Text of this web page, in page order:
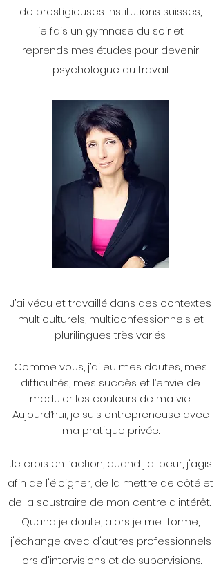
de prestigieuses institutions suisses,
je fais un gymnase du soir et
reprends mes études pour devenir
psychologue du travail.
J’ai vécu et travaillé dans des contextes
multiculturels, multiconfessionnels et
plurilingues très variés.
Comme vous, j’ai eu mes doutes, mes
difficultés, mes succès et l’envie de
moduler les couleurs de ma vie.
Aujourd’hui, je suis entrepreneuse avec
ma pratique privée.
Je crois en l’action, quand j'ai peur, j'agis
afin de l'éloigner, de la mettre de côté et
de la soustraire de mon centre d'intérêt.
Quand je doute, alors je me forme,
j'échange avec d'autres professionnels
lors d'intervisions et de supervisions.